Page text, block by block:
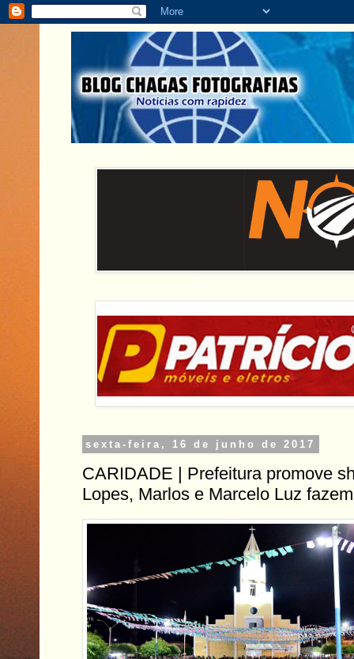
sexta-feira, 16 de junho de 2017
CARIDADE | Prefeitura promove
Lopes, Marlos e Marcelo Luz